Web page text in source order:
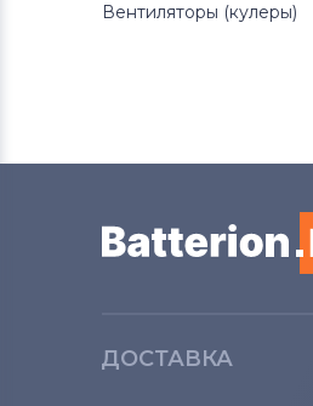
Вентиляторы (кулеры)
ДОСТАВКА